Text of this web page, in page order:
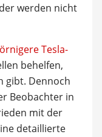
werden nicht
Tesla-
behelfen,
gibt. Dennoch
Beobachter in
mit der
detaillierte